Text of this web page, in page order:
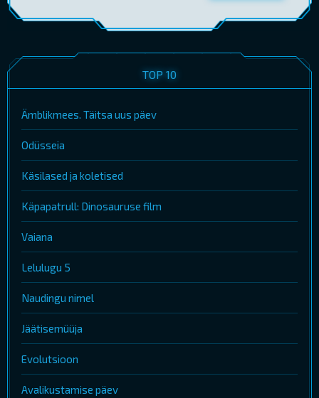
TOP 10
Ämblikmees. Täitsa uus päev
Odüsseia
Käsilased ja koletised
Käpapatrull: Dinosauruse film
Vaiana
Lelulugu 5
Naudingu nimel
Jäätisemüüja
Evolutsioon
Avalikustamise päev